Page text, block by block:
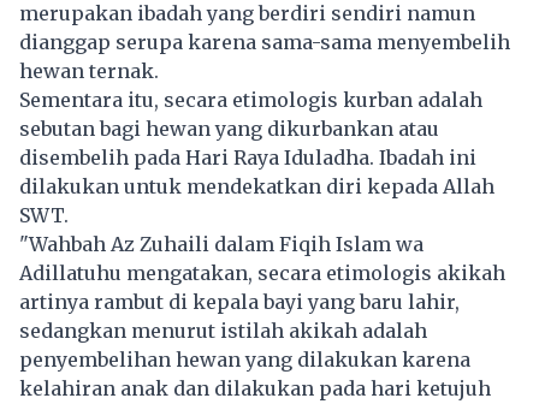
merupakan ibadah yang berdiri sendiri namun
dianggap serupa karena sama-sama menyembelih
hewan ternak.
Sementara itu, secara etimologis kurban adalah
sebutan bagi hewan yang dikurbankan atau
disembelih pada Hari Raya Iduladha. Ibadah ini
dilakukan untuk mendekatkan diri kepada Allah
SWT.
"Wahbah Az Zuhaili dalam Fiqih Islam wa
Adillatuhu mengatakan, secara etimologis akikah
artinya rambut di kepala bayi yang baru lahir,
sedangkan menurut istilah akikah adalah
penyembelihan hewan yang dilakukan karena
kelahiran anak dan dilakukan pada hari ketujuh